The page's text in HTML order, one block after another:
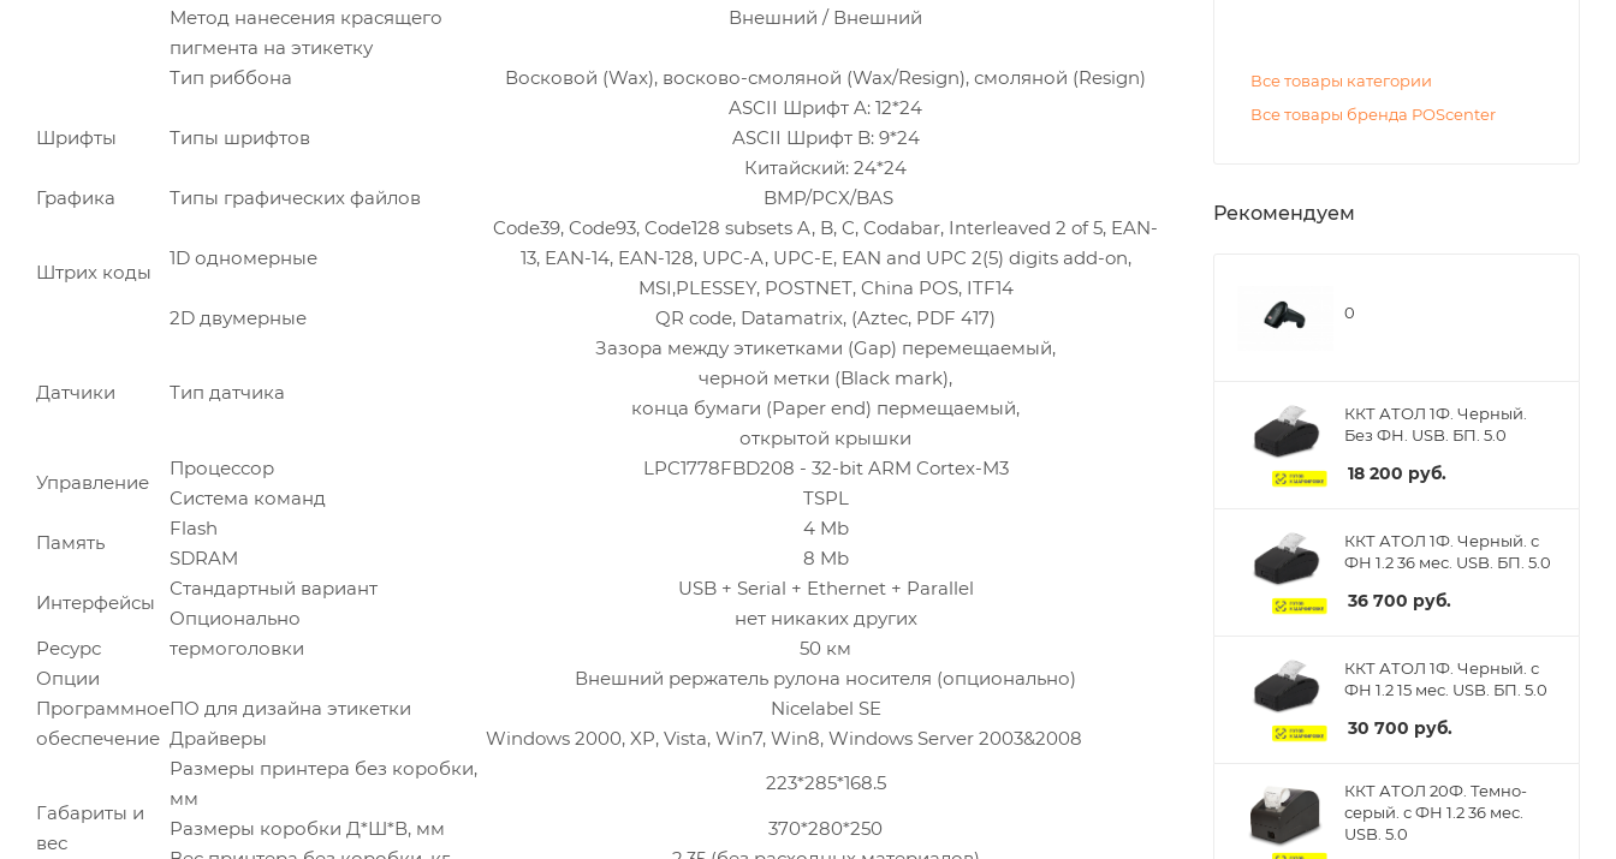
Метод нанесения красящего
пигмента на этикетку
Внешний / Внешний
Тип риббона Восковой (Wax), восково-смоляной (Wax/Resign), смоляной (Resign)
Шрифты Типы шрифтов
ASCII Шрифт A: 12*24
ASCII Шрифт B: 9*24
Китайский: 24*24
Графика
Типы графических файлов BMP/PCX/BAS
Штрих коды
1D одномерные
Code39, Code93, Code128 subsets A, B, C, Codabar, Interleaved 2 of 5, EAN-
13, EAN-14, EAN-128, UPC-A, UPC-E, EAN and UPC 2(5) digits add-on,
MSI,PLESSEY, POSTNET, China POS, ITF14
2D двумерные
QR code, Datamatrix, (Aztec, PDF 417)
Датчики Тип датчика
Зазора между этикетками (Gap) перемещаемый,
черной метки (Black mark),
конца бумаги (Paper end) пермещаемый,
открытой крышки
Управление
Процессор
LPC1778FBD208 - 32-bit ARM Cortex-M3
Система команд
TSPL
Память
Flash
4 Mb
SDRAM
8 Mb
Интерфейсы
Стандартный вариант
USB + Serial + Ethernet + Parallel
Опционально
нет никаких других
Ресурс
термоголовки
50 км
Опции
Внешний рержатель рулона носителя (опционально)
Программное
обеспечение
ПО для дизайна этикетки
Nicelabel SE
Драйверы
Windows 2000, XP, Vista, Win7, Win8, Windows Server 2003&2008
Габариты и
вес
Размеры принтера без коробки,
мм
223*285*168.5
Размеры коробки Д*Ш*В, мм
370*280*250
Все товары категории
Все товары бренда POScenter
Рекомендуем
0
ККТ АТОЛ 1Ф. Черный.
Без ФН. USB. БП. 5.0
18 200 руб.
ККТ АТОЛ 1Ф. Черный. с
ФН 1.2 36 мес. USB. БП. 5.0
36 700 руб.
ККТ АТОЛ 1Ф. Черный. с
ФН 1.2 15 мес. USB. БП. 5.0
30 700 руб.
ККТ АТОЛ 20Ф. Темно-
серый. с ФН 1.2 36 мес.
USB. 5.0